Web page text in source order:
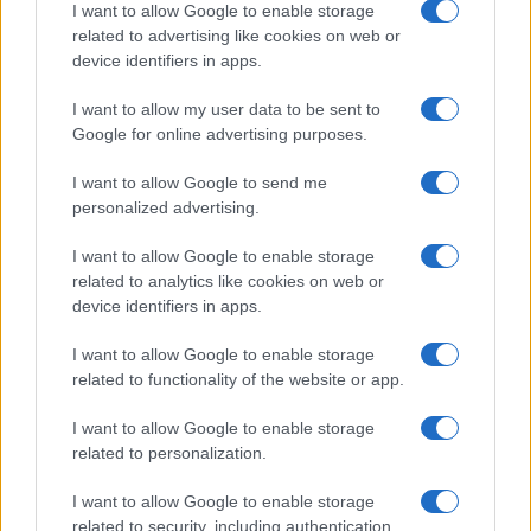
I want to allow Google to enable storage
related to advertising like cookies on web or
device identifiers in apps.
I want to allow my user data to be sent to
Google for online advertising purposes.
I want to allow Google to send me
personalized advertising.
I want to allow Google to enable storage
related to analytics like cookies on web or
device identifiers in apps.
I want to allow Google to enable storage
related to functionality of the website or app.
I want to allow Google to enable storage
related to personalization.
I want to allow Google to enable storage
related to security, including authentication
libero da interventi statali, la libera concorrenza, la
divisione del lavoro e la cooperazione sociale
quello che definisce “il nuovo contratto sociale
“No hay plata”
Un contratto che nasce da una cesura netta con il
passato, a cui l’economista Milei ha dedicato tutta
la parte centrale del suo discorso. Un lungo e
implacabileatto d’accusa contro l’eredità
alle stelle, inflazione fuori controllo, tasso di
cambio penalizzante, debito pubblico da
bancarotta, tasso di occupazione ufficiale ai